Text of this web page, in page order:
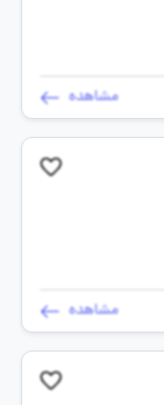
مشاهده
مشاهده